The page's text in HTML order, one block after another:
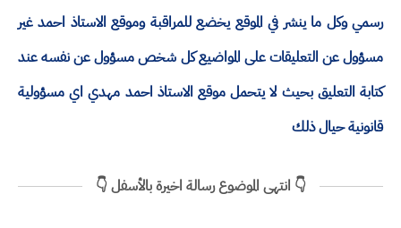
رسمي وكل ما ينشر في الموقع يخضع للمراقبة وموقع الاستاذ احمد غير
مسؤول عن التعليقات على المواضيع كل شخص مسؤول عن نفسه عند
كتابة التعليق بحيث لا يتحمل موقع الاستاذ احمد مهدي اي مسؤولية
قانونية حيال ذلك
👇 انتهى الموضوع رسالة اخيرة بالأسفل 👇